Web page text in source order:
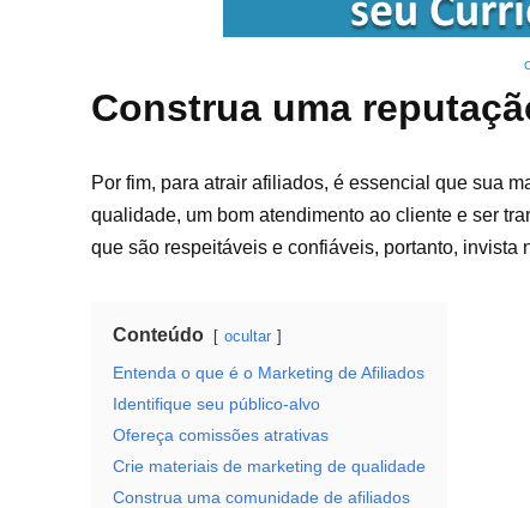
Construa uma
Por fim, para atrair afiliados, é essencial que sua
qualidade, um bom atendimento ao cliente e ser
que são respeitáveis e confiáveis, portanto,
Conteúdo ocultar
Entenda o que é o Marketing de Afiliados
Identifique seu público-alvo
Ofereça comissões atrativas
Crie materiais de marketing de qualidade
Construa uma comunidade de afiliados